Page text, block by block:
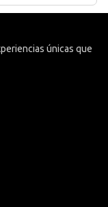
únicas que